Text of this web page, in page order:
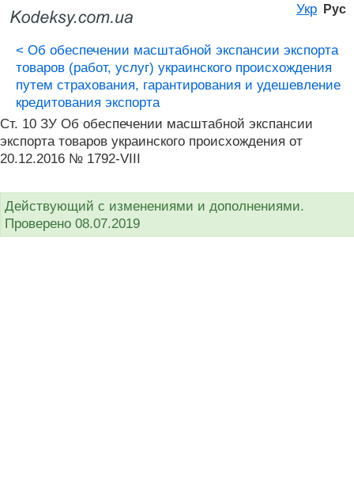
Укр Рус
< Об обеспечении масштабной экспансии экспорта
товаров (работ, услуг) украинского происхождения
путем страхования, гарантирования и удешевление
кредитования экспорта
Ст. 10 ЗУ Об обеспечении масштабной экспансии
экспорта товаров украинского происхождения от
20.12.2016 № 1792-VIII
Действующий с изменениями и дополнениями.
Проверено 08.07.2019